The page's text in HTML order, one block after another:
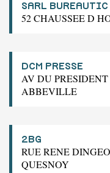
SARL
52 CHAUSSEE D
DCM PRESSE
AV DU
ABBEVILLE
2BG
RUE RENE
QUESNOY